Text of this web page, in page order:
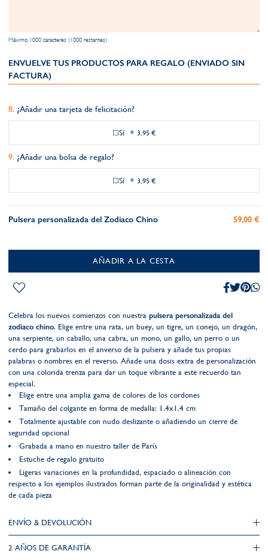
Máximo 1000 caracteres (1000 restantes)
ENVUELVE TUS PRODUCTOS PARA REGALO (ENVIADO SIN
FACTURA)
¿Añadir una tarjeta de felicitación?
Sí + 3,95 €
¿Añadir una bolsa de regalo?
Sí + 3,95 €
Pulsera personalizada del Zodiaco Chino 59,00 €
AÑADIR A LA CESTA
Celebra los nuevos comienzos con nuestra pulsera personalizada del
zodiaco chino. Elige entre una rata, un buey, un tigre, un conejo, un dragón,
una serpiente, un caballo, una cabra, un mono, un gallo, un perro o un
cerdo para grabarlos en el anverso de la pulsera y añade tus propias
palabras o nombres en el reverso. Añade una dosis extra de personalización
con una colorida trenza para dar un toque vibrante a este recuerdo tan
especial.
Elige entre una amplia gama de colores de los cordones
Tamaño del colgante en forma de medalla: 1.4x1.4 cm
Totalmente ajustable con nudo deslizante o añadiendo un cierre de
seguridad opcional
Grabada a mano en nuestro taller de París
Estuche de regalo gratuito
Ligeras variaciones en la profundidad, espaciado o alineación con
respecto a los ejemplos ilustrados forman parte de la originalidad y estética
de cada pieza
ENVÍO & DEVOLUCIÓN
2 AÑOS DE GARANTÍA​